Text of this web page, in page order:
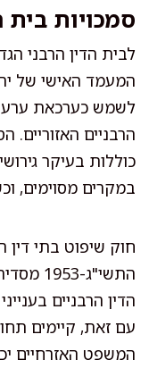
סמכויות בית
לבית הדין הרבני
המעמד האישי של
לשמש כערכאת
הרבניים האזוריים.
כוללות בעיקר
במקרים מסוימים,
חוק שיפוט בתי דין
הדין הרבניים
עם זאת, קיימים
המשפט האזרחיים